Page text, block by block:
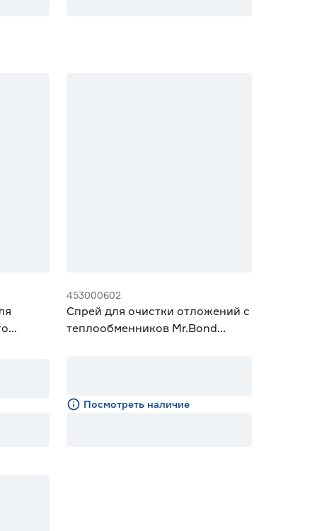
453000602
Спрей для очистки отложений с
теплообменников Mr.Bond
Посмотреть наличие